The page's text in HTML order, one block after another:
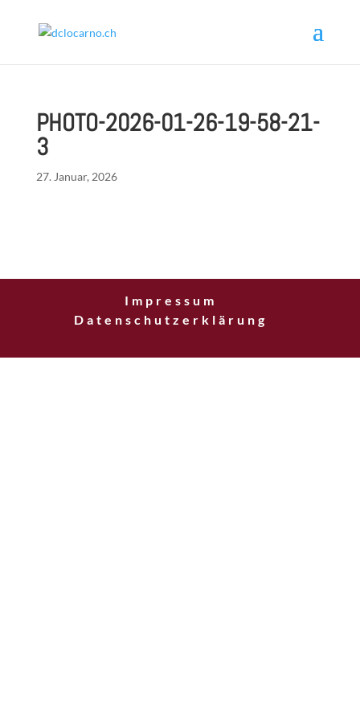
PHOTO-2026-01-26-19-58-21-
3
27. Januar, 2026
Impressum
Datenschutzerklärung